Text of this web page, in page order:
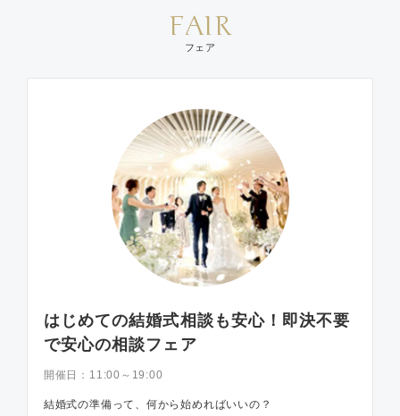
FAIR
フェア
はじめての結婚式相談も安心！即決不要
で安心の相談フェア
開催日： 11:00～19:00
結婚式の準備って、何から始めればいいの？